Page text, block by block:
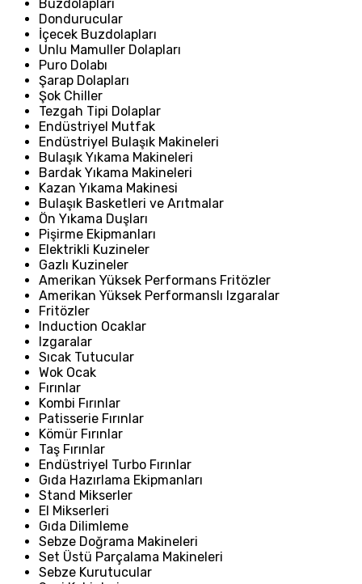
Buzdolapları
Dondurucular
İçecek Buzdolapları
Unlu Mamuller Dolapları
Puro Dolabı
Şarap Dolapları
Şok Chiller
Tezgah Tipi Dolaplar
Endüstriyel Mutfak
Endüstriyel Bulaşık Makineleri
Bulaşık Yıkama Makineleri
Bardak Yıkama Makineleri
Kazan Yıkama Makinesi
Bulaşık Basketleri ve Arıtmalar
Ön Yıkama Duşları
Pişirme Ekipmanları
Elektrikli Kuzineler
Gazlı Kuzineler
Amerikan Yüksek Performans Fritözler
Amerikan Yüksek Performanslı Izgaralar
Fritözler
Induction Ocaklar
Izgaralar
Sıcak Tutucular
Wok Ocak
Fırınlar
Kombi Fırınlar
Patisserie Fırınlar
Kömür Fırınlar
Taş Fırınlar
Endüstriyel Turbo Fırınlar
Gıda Hazırlama Ekipmanları
Stand Mikserler
El Mikserleri
Gıda Dilimleme
Sebze Doğrama Makineleri
Set Üstü Parçalama Makineleri
Sebze Kurutucular